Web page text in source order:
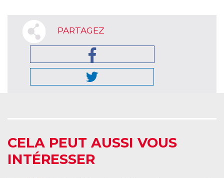
PARTAGEZ
CELA PEUT AUSSI VOUS
INTÉRESSER